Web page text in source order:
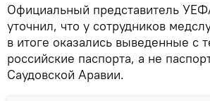
Официальный представитель
уточнил, что у сотрудников
в итоге оказались выведенные с
российские паспорта, а не
Саудовской Аравии.